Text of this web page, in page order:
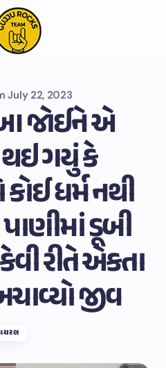
July 22, 2023
જોઈને એ
ગયું કે
ધર્મ નથી
ડૂબી
રીતે એકતા
જીવ